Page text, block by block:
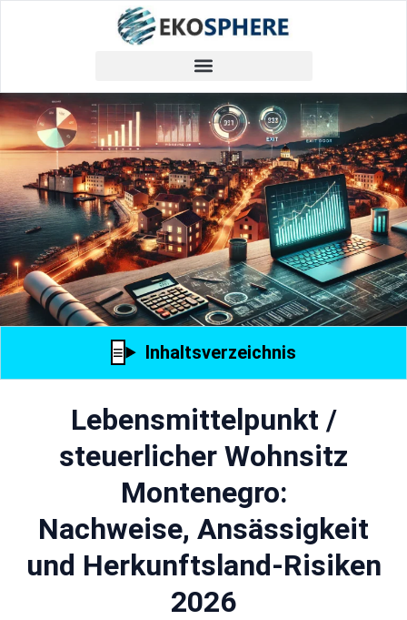
Inhaltsverzeichnis
Lebensmittelpunkt /
steuerlicher Wohnsitz
Montenegro:
Nachweise, Ansässigkeit
und Herkunftsland-Risiken
2026